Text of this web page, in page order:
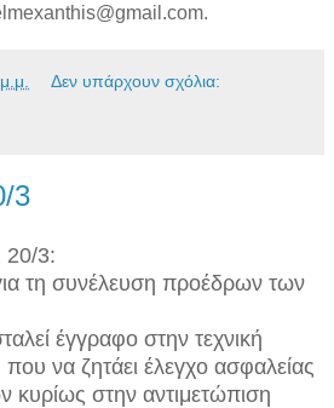
Δεν υπάρχουν σχόλια:
3
20/3:
τη συνέλευση προέδρων των
έγγραφο στην τεχνική
να ζητάει έλεγχο ασφαλείας
κυρίως στην αντιμετώπιση